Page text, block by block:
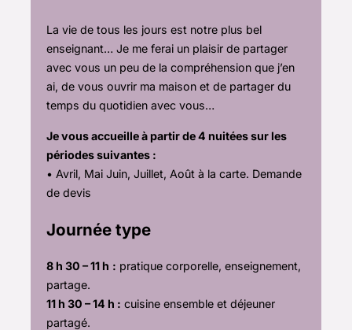
La vie de tous les jours est notre plus bel
enseignant… Je me ferai un plaisir de partager
avec vous un peu de la compréhension que j’en
ai, de vous ouvrir ma maison et de partager du
temps du quotidien avec vous…
Je vous accueille à partir de 4 nuitées sur les
périodes suivantes :
• Avril, Mai Juin, Juillet, Août à la carte. Demande
de devis
Journée type
8 h 30 – 11 h : pratique corporelle, enseignement,
partage.
11 h 30 – 14 h : cuisine ensemble et déjeuner
partagé.